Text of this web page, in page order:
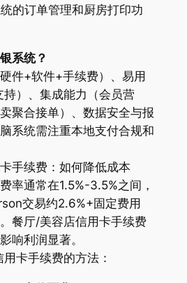
的订单管理和厨房打印功
系统？
件+软件+手续费）、易用
）、集成能力（会员营
聚合接单）、数据安全与报
系统需注重本地支付合规和
手续费：如何降低成本
率通常在1.5%-3.5%之间，
交易约2.6%+固定费用
。餐厅/美容店信用卡手续费
响利润显著。
卡手续费的方法：